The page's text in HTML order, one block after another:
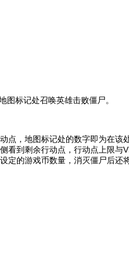
图标记处召唤英雄击败僵尸。
点，地图标记处的数字即为在该
看到剩余行动点，行动点上限与
定的游戏币数量，消灭僵尸后还